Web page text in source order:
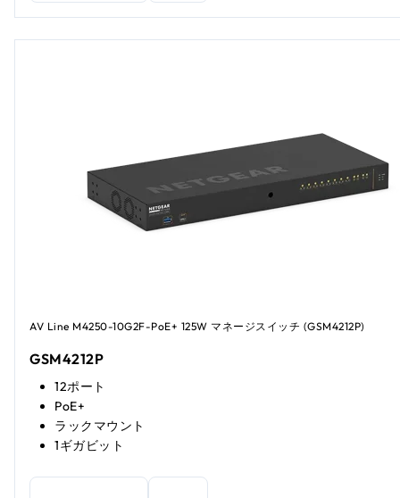
AV Line M4250-10G2F-PoE+ 125W マネージスイッチ (GSM4212P)
GSM4212P
12ポート
PoE+
ラックマウント
1ギガビット